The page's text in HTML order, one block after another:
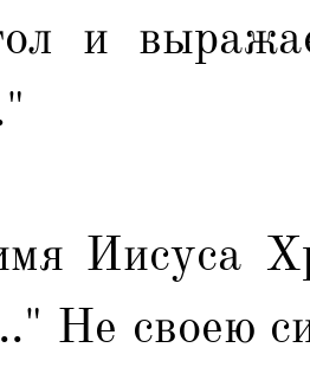
и
Иисуса
Не своею